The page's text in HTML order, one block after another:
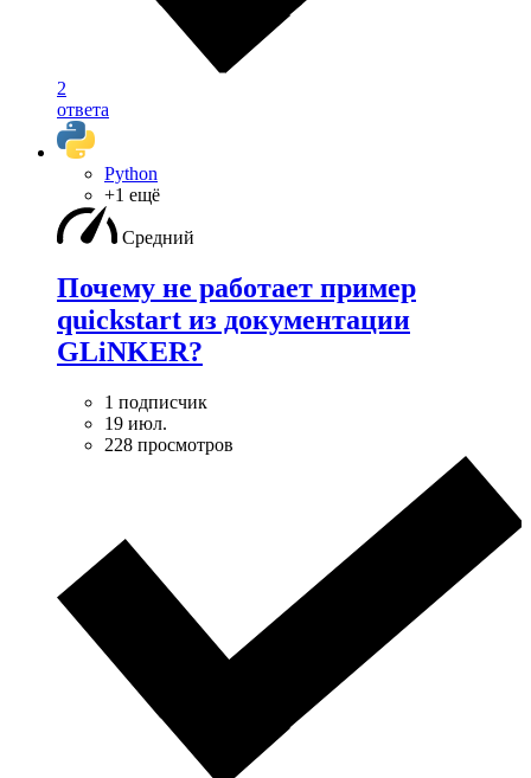
2
ответа
Python
+1 ещё
Средний
Почему не работает пример
quickstart из документации
GLiNKER?
1 подписчик
19 июл.
228 просмотров